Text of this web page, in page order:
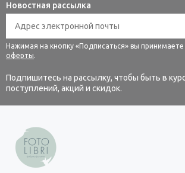
Новостная рассылка
Нажимая на кнопку «Подписаться» вы принимаете
оферты.
Подпишитесь на рассылку, чтобы быть в
поступлений, акций и скидок.